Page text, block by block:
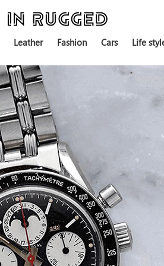
Leather Fashion Cars Life